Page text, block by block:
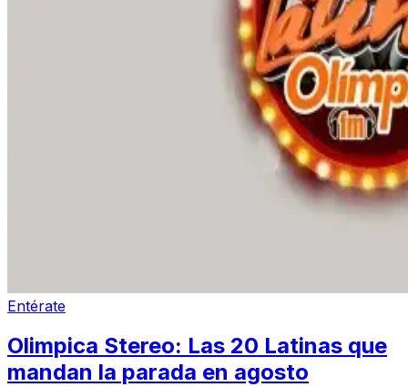
Entérate
Olimpica Stereo: Las 20 Latinas que
mandan la parada en agosto